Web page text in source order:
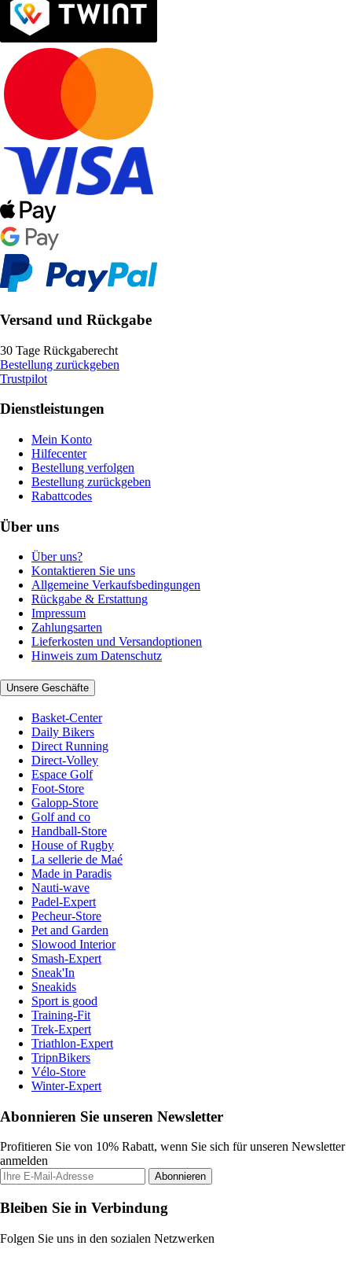
Versand und Rückgabe
30 Tage Rückgaberecht
Bestellung zurückgeben
Trustpilot
Dienstleistungen
Mein Konto
Hilfecenter
Bestellung verfolgen
Bestellung zurückgeben
Rabattcodes
Über uns
Über uns?
Kontaktieren Sie uns
Allgemeine Verkaufsbedingungen
Rückgabe & Erstattung
Impressum
Zahlungsarten
Lieferkosten und Versandoptionen
Hinweis zum Datenschutz
Unsere Geschäfte
Basket-Center
Daily Bikers
Direct Running
Direct-Volley
Espace Golf
Foot-Store
Galopp-Store
Golf and co
Handball-Store
House of Rugby
La sellerie de Maé
Made in Paradis
Nauti-wave
Padel-Expert
Pecheur-Store
Pet and Garden
Slowood Interior
Smash-Expert
Sneak'In
Sneakids
Sport is good
Training-Fit
Trek-Expert
Triathlon-Expert
TripnBikers
Vélo-Store
Winter-Expert
Abonnieren Sie unseren Newsletter
Profitieren Sie von 10% Rabatt, wenn Sie sich für unseren Newsletter
anmelden
Abonnieren
Bleiben Sie in Verbindung
Folgen Sie uns in den sozialen Netzwerken